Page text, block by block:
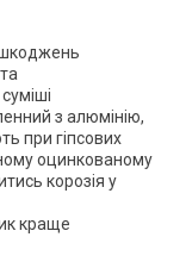
з алюмінію,
при гіпсових
оцинкованому
корозія у
краще